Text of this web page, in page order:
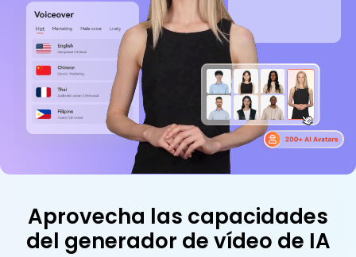
Aprovecha las capacidades
del generador de vídeo de IA